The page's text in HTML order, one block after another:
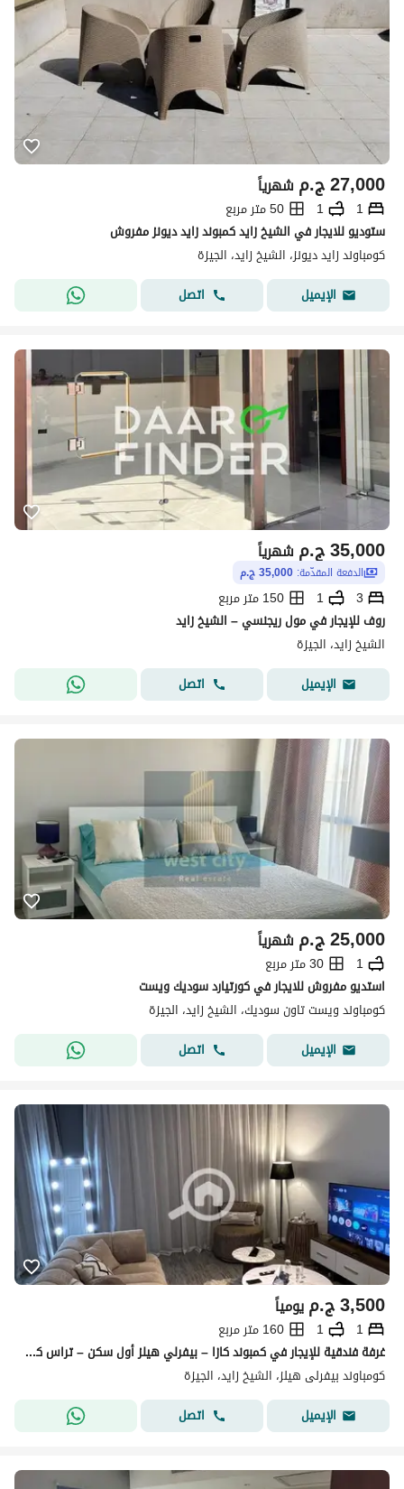
ج.م27,000 شهرياً
1
1
50 متر مربع
ستوديو للايجار في الشيخ زايد كمبوند زايد ديونز مفروش
كومباوند زايد ديونز، الشيخ زايد، الجيزة
الإيميل
اتصل
ج.م35,000 شهرياً
الدفعة المقدّمة: 35,000 ج.م
3
1
150 متر مربع
روف للإيجار في مول ريجنسي – الشيخ زايد
الشيخ زايد، الجيزة
الإيميل
اتصل
ج.م25,000 شهرياً
1
30 متر مربع
استديو مفروش للايجار في كورتيارد سوديك ويست
كومباوند ويست تاون سوديك، الشيخ زايد، الجيزة
الإيميل
اتصل
ج.م3,500 يومياً
1
1
160 متر مربع
غرفة فندقية للإيجار في كمبوند كازا – بيفرلي هيلز أول سكن – تراس كبير فيو جولف Wi-Fi • مطبخ • حمّام • ريسبشن قريب من الخدمات — متاح يومي/شهري/س
كومباوند بيفرلى هيلز، الشيخ زايد، الجيزة
الإيميل
اتصل